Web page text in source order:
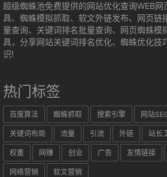
超级蜘蛛池免费提供的网站优化查询WEB
具、蜘蛛模拟抓取、软文外链发布、网页链
量查询、关键词排名批量查询、网页蜘蛛模
具，分享网站关键词排名优化、蜘蛛优化技
识!
热门标签
百度算法 蜘蛛抓取 搜索引擎 网站
关键词布局 流量 引流 外链 站长
权重 网赚 创业 广告 友情链接
网络营销 软文营销